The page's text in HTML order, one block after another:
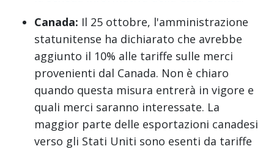
Canada: Il 25 ottobre, l'amministrazione
statunitense ha dichiarato che avrebbe
aggiunto il 10% alle tariffe sulle merci
provenienti dal Canada. Non è chiaro
quando questa misura entrerà in vigore e
quali merci saranno interessate. La
maggior parte delle esportazioni canadesi
verso gli Stati Uniti sono esenti da tariffe